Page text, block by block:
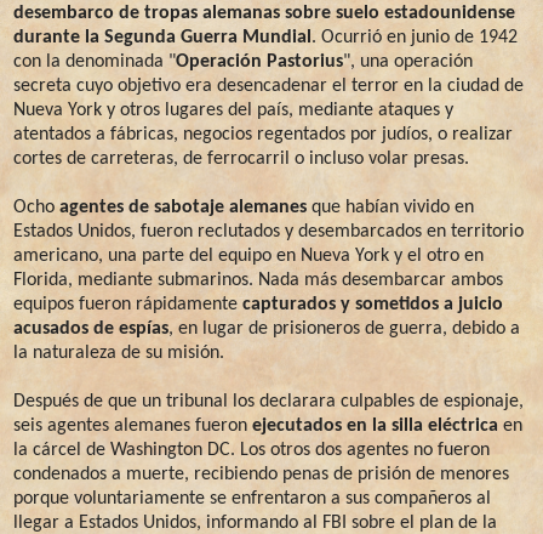
desembarco de tropas alemanas sobre suelo estadounidense
durante la Segunda Guerra Mundial . Ocurrió en junio de 1942
con la denominada "Operación Pastorius", una operación
secreta cuyo objetivo era desencadenar el terror en la ciudad de
Nueva York y otros lugares del país, mediante ataques y
atentados a fábricas, negocios regentados por judíos, o realizar
cortes de carreteras, de ferrocarril o incluso volar presas.
Ocho agentes de sabotaje alemanes que habían vivido en
Estados Unidos, fueron reclutados y desembarcados en territorio
americano, una parte del equipo en Nueva York y el otro en
Florida, mediante submarinos. Nada más desembarcar ambos
equipos fueron rápidamente capturados y sometidos a juicio
acusados de espías, en lugar de prisioneros de guerra, debido a
la naturaleza de su misión.
Después de que un tribunal los declarara culpables de espionaje,
seis agentes alemanes fueron ejecutados en la silla eléctrica en
la cárcel de Washington DC. Los otros dos agentes no fueron
condenados a muerte, recibiendo penas de prisión de menores
porque voluntariamente se enfrentaron a sus compañeros al
llegar a Estados Unidos, informando al FBI sobre el plan de la